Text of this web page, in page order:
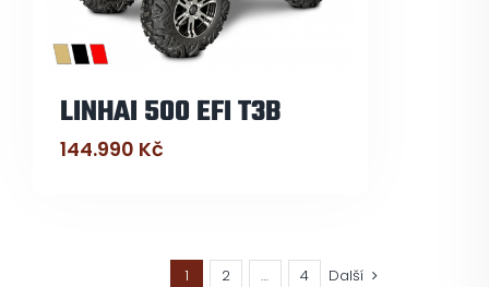
LINHAI 500 EFI T3B
144.990 Kč
1 2 … 4 Další